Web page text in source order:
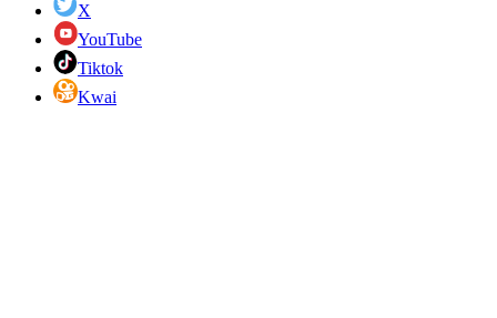
X
YouTube
Tiktok
Kwai